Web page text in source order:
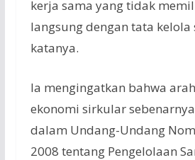
kerja sama yang tidak
langsung dengan tata kelola
katanya.
Ia mengingatkan bahwa
ekonomi sirkular
dalam Undang-Undang
2008 tentang Pengelolaan